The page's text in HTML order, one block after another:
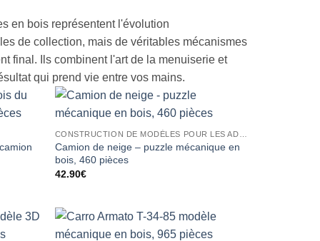
en bois représentent l'évolution
de collection, mais de véritables mécanismes
final. Ils combinent l'art de la menuiserie et
qui prend vie entre vos mains.
Camion de neige – puzzle mécanique en
bois, 460 pièces
42.90€